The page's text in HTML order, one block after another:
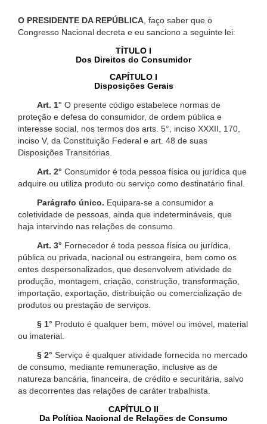
O PRESIDENTE DA REPÚBLICA , faço saber que o
Congresso Nacional decreta e eu sanciono a seguinte lei:
TÍTULO I
Dos Direitos do Consumidor
CAPÍTULO I
Disposições Gerais
Art. 1° O presente código estabelece normas de
proteção e defesa do consumidor, de ordem pública e
interesse social, nos termos dos arts. 5°, inciso XXXII, 170,
inciso V, da Constituição Federal e art. 48 de suas
Disposições Transitórias.
Art. 2° Consumidor é toda pessoa física ou jurídica que
adquire ou utiliza produto ou serviço como destinatário final.
Parágrafo único. Equipara-se a consumidor a
coletividade de pessoas, ainda que indetermináveis, que
haja intervindo nas relações de consumo.
Art. 3° Fornecedor é toda pessoa física ou jurídica,
pública ou privada, nacional ou estrangeira, bem como os
entes despersonalizados, que desenvolvem atividade de
produção, montagem, criação, construção, transformação,
importação, exportação, distribuição ou comercialização de
produtos ou prestação de serviços.
§ 1° Produto é qualquer bem, móvel ou imóvel, material
ou imaterial.
§ 2° Serviço é qualquer atividade fornecida no mercado
de consumo, mediante remuneração, inclusive as de
natureza bancária, financeira, de crédito e securitária, salvo
as decorrentes das relações de caráter trabalhista.
CAPÍTULO II
Da Política Nacional de Relações de Consumo